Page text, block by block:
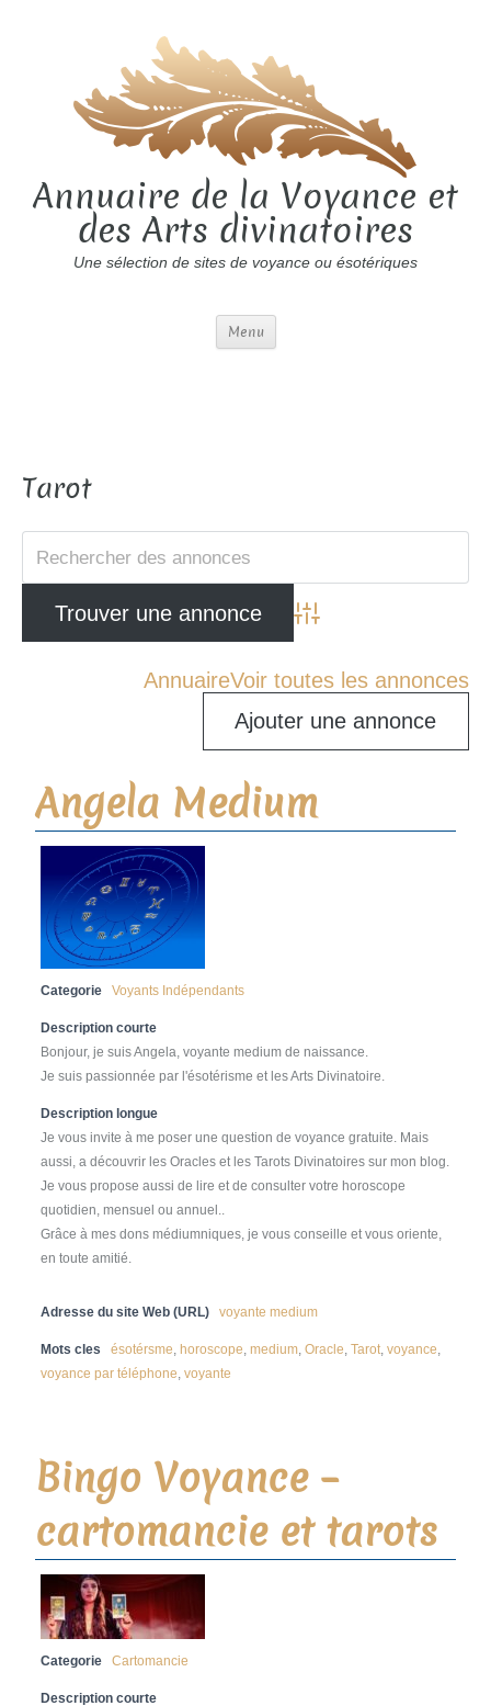
Annuaire de la Voyance et
des Arts divinatoires
Une sélection de sites de voyance ou ésotériques
Menu
Tarot
Advanced Search
AnnuaireVoir toutes les annonces
Ajouter une annonce
Angela Medium
Categorie Voyants Indépendants
Description courte
Bonjour, je suis Angela, voyante medium de naissance.
Je suis passionnée par l'ésotérisme et les Arts Divinatoire.
Description longue
Je vous invite à me poser une question de voyance gratuite. Mais
aussi, a découvrir les Oracles et les Tarots Divinatoires sur mon blog.
Je vous propose aussi de lire et de consulter votre horoscope
quotidien, mensuel ou annuel..
Grâce à mes dons médiumniques, je vous conseille et vous oriente,
en toute amitié.
Adresse du site Web (URL) voyante medium
Mots cles ésotérsme horoscope medium Oracle Tarot voyance
voyance par téléphone voyante
Bingo Voyance –
cartomancie et tarots
Categorie Cartomancie
Description courte